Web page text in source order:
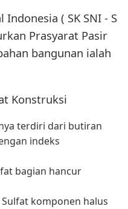
( SK SNI - S
Prasyarat Pasir
bangunan ialah
Konstruksi
terdiri dari butiran
indeks
bagian hancur
komponen halus